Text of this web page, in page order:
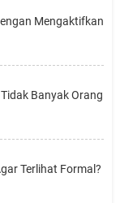
Mengaktifkan
Banyak Orang
Terlihat Formal?